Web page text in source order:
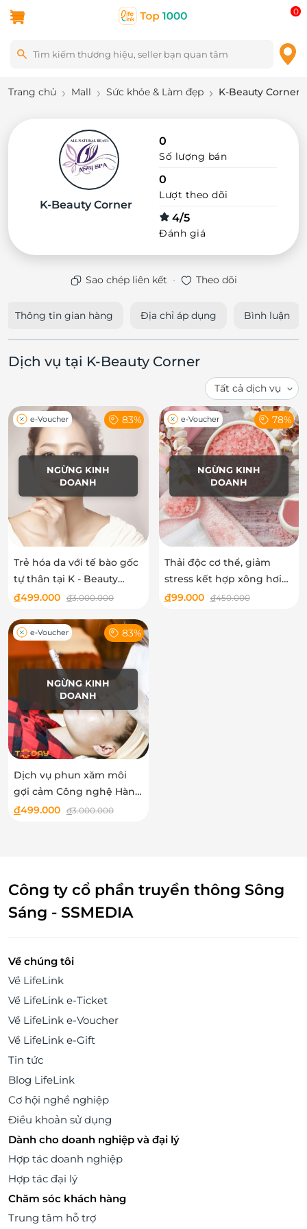
0
Trang chủ Mall Sức khỏe & Làm đẹp K-Beauty Corner
K-Beauty Corner
0
Số lượng bán
0
Lượt theo dõi
4/5
Đánh giá
Sao chép liên kết · Theo dõi
Thông tin gian hàng Địa chỉ áp dụng Bình luận
Dịch vụ tại K-Beauty Corner
NGỪNG KINH
DOANH
e-Voucher 83%
Trẻ hóa da với tế bào gốc
tự thân tại K - Beauty
Corner
đ499.000 đ3.000.000
NGỪNG KINH
DOANH
e-Voucher 78%
Thải độc cơ thể, giảm
stress kết hợp xông hơi
đá muối Hymalaya tại
đ99.000 đ450.000
NGỪNG KINH
DOANH
e-Voucher 83%
Dịch vụ phun xăm môi
gợi cảm Công nghệ Hàn
Quốc tại Anbi Spa
đ499.000 đ3.000.000
Công ty cổ phần truyền thông Sông
Sáng - SSMEDIA
Về chúng tôi
Về LifeLink
Về LifeLink e-Ticket
Về LifeLink e-Voucher
Về LifeLink e-Gift
Tin tức
Blog LifeLink
Cơ hội nghề nghiệp
Điều khoản sử dụng
Dành cho doanh nghiệp và đại lý
Hợp tác doanh nghiệp
Hợp tác đại lý
Chăm sóc khách hàng
Trung tâm hỗ trợ